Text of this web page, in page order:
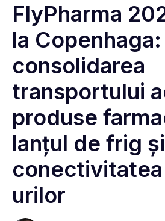
FlyPharma
la Copenhaga:
consolidarea
transportului
produse
lanțul de frig și
urilor